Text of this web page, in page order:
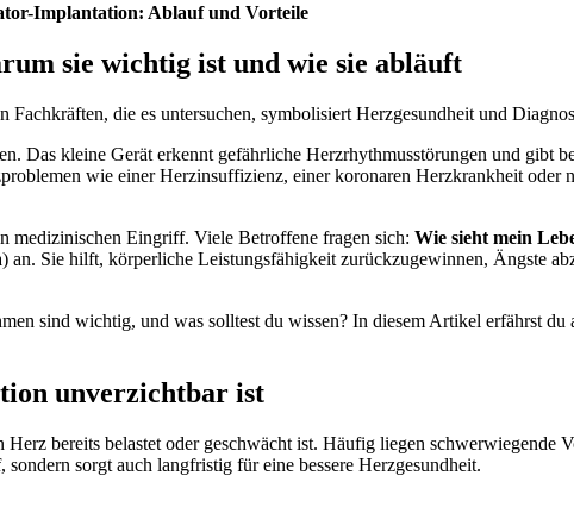
Implantation: Ablauf und Vorteile
sie wichtig ist und wie sie abläuft
kleine Gerät erkennt gefährliche Herzrhythmusstörungen und gibt
wie einer Herzinsuffizienz, einer koronaren Herzkrankheit
medizinischen Eingriff. Viele Betroffene fragen sich: Wie sieht mein
an. Sie hilft, körperliche Leistungsfähigkeit zurückzugewinnen, Ängste
sind wichtig, und was solltest du wissen? In diesem Artikel erfährst
unverzichtbar ist
bereits belastet oder geschwächt ist. Häufig liegen schwerwiegende
sorgt auch langfristig für eine bessere Herzgesundheit.